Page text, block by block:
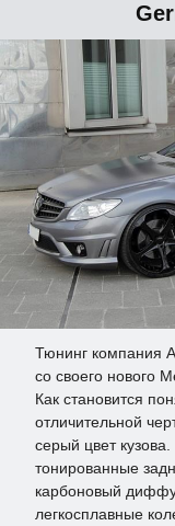
Тюнинг компания
со своего нового
Как становится
отличительной
серый цвет
тонированные
карбоновый
легкосплавные